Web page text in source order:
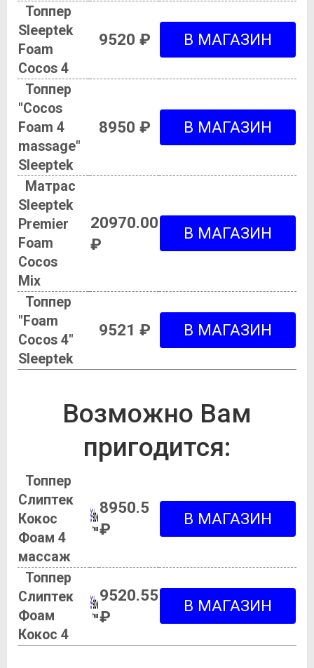
Топпер
Sleeptek
Foam
Cocos 4
9520 ₽
Топпер
"Cocos
Foam 4
massage"
Sleeptek
8950 ₽
Матрас
Sleeptek
Premier
Foam
Cocos
Mix
20970.00
₽
Топпер
"Foam
Cocos 4"
Sleeptek
9521 ₽
Возможно Вам
пригодится:
Топпер
Слиптек
Кокос
Фоам 4
массаж
8950.5
₽
Топпер
Слиптек
Фоам
Кокос 4
9520.55
₽